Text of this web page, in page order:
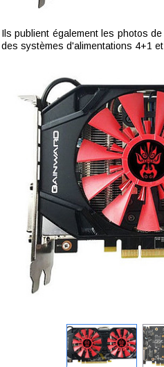
Ils publient également les photos
des systèmes d'alimentations 4+1